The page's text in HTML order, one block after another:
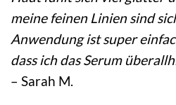
meine feinen Linien sind
Anwendung ist super
dass ich das Serum
– Sarah M.